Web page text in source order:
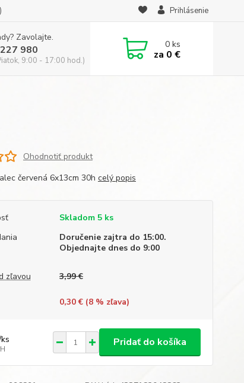
Prihlásenie
Zavolajte.
980
9:00 - 17:00 hod.)
0ks
za 0 €
Ohodnotiť produkt
červená 6x13cm 30h celý popis
Skladom 5 ks
Doručenie zajtra do 15:00.
Objednajte dnes do 9:00
zľavou 3,99 €
0,30 € (8% zľava)
ks Pridať do košíka